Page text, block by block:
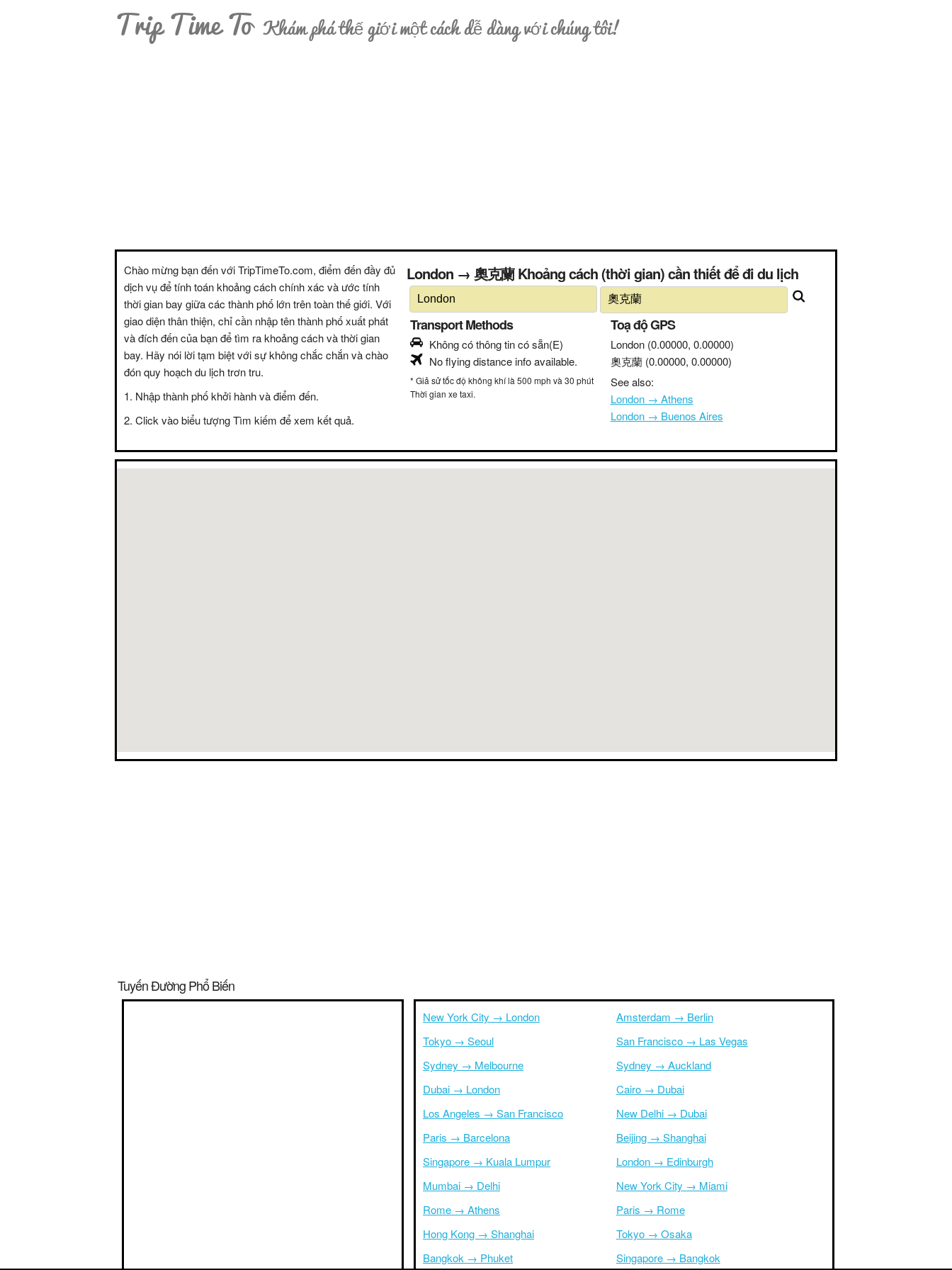
Trip Time To Khám phá thế giới một cách dễ dàng với chúng tôi!
Chào mừng bạn đến với TripTimeTo.com, điểm đến đầy đủ
dịch vụ để tính toán khoảng cách chính xác và ước tính
thời gian bay giữa các thành phố lớn trên toàn thế giới. Với
giao diện thân thiện, chỉ cần nhập tên thành phố xuất phát
và đích đến của bạn để tìm ra khoảng cách và thời gian
bay. Hãy nói lời tạm biệt với sự không chắc chắn và chào
đón quy hoạch du lịch trơn tru.
Nhập thành phố khởi hành và điểm đến.
Click vào biểu tượng Tìm kiếm để xem kết quả.
London → 奧克蘭 Khoảng cách (thời gian) cần thiết để đi du lịch
Transport Methods
Không có thông tin có sẵn(E)
No flying distance info available.
* Giả sử tốc độ không khí là 500 mph và 30 phút
Thời gian xe taxi.
Toạ độ GPS
London (0.00000, 0.00000)
奧克蘭 (0.00000, 0.00000)
See also:
London → Athens
London → Buenos Aires
Tuyến Đường Phổ Biến
New York City → London
Tokyo → Seoul
Sydney → Melbourne
Dubai → London
Los Angeles → San Francisco
Paris → Barcelona
Singapore → Kuala Lumpur
Mumbai → Delhi
Rome → Athens
Hong Kong → Shanghai
Bangkok → Phuket
Amsterdam → Berlin
San Francisco → Las Vegas
Sydney → Auckland
Cairo → Dubai
New Delhi → Dubai
Beijing → Shanghai
London → Edinburgh
New York City → Miami
Paris → Rome
Tokyo → Osaka
Singapore → Bangkok